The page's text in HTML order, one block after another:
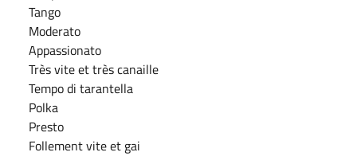
Tango
Moderato
Appassionato
Très vite et très canaille
Tempo di tarantella
Polka
Presto
Follement vite et gai